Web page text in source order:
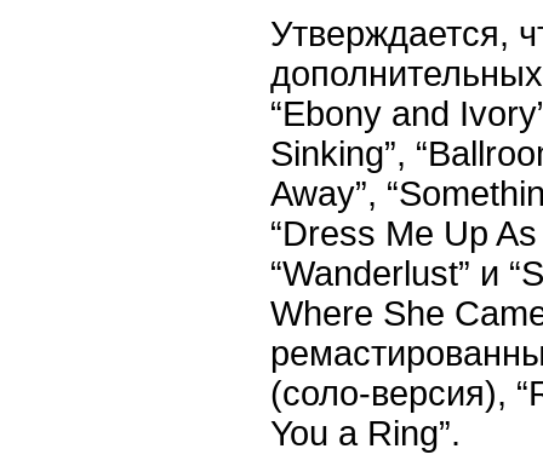
Утверждается,
“Ebony and
Sinking”,
Away”,
“Dress Me Up
“Wanderlust” и
Where She
(соло-версия),
You a Ring”.